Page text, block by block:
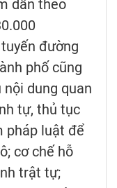
dần theo
đường
phố cũng
dung quan
tự, thủ tục
pháp luật để
cơ chế hỗ
trật tự;